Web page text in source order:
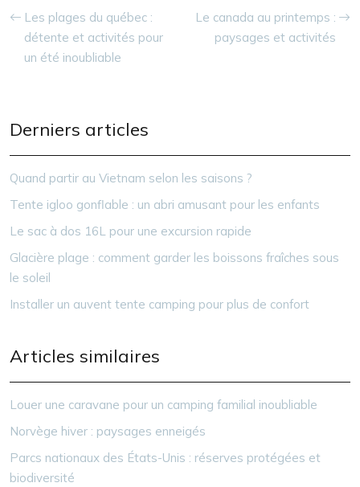
Les plages du québec :
détente et activités pour
un été inoubliable
Le canada au printemps :
paysages et activités
Derniers articles
Quand partir au Vietnam selon les saisons ?
Tente igloo gonflable : un abri amusant pour les enfants
Le sac à dos 16L pour une excursion rapide
Glacière plage : comment garder les boissons fraîches sous
le soleil
Installer un auvent tente camping pour plus de confort
Articles similaires
Louer une caravane pour un camping familial inoubliable
Norvège hiver : paysages enneigés
Parcs nationaux des États-Unis : réserves protégées et
biodiversité